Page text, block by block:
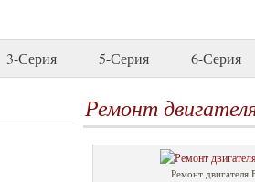
3-Серия 5-Серия 6-Серия
Ремонт
Ремонт